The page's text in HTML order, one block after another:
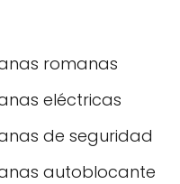
romanas
eléctricas
de seguridad
autoblocante